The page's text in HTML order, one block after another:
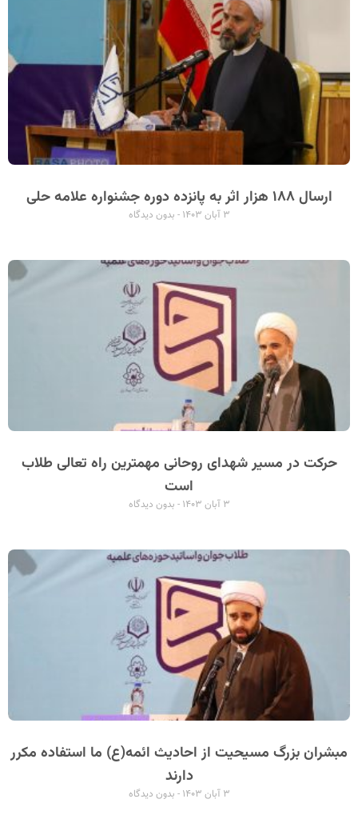
ارسال ۱۸۸ هزار اثر به پانزده دوره جشنواره علامه حلی
۳ آبان ۱۴۰۳ بدون دیدگاه
حرکت در مسیر شهدای روحانی مهمترین راه تعالی طلاب
است
۳ آبان ۱۴۰۳ بدون دیدگاه
مبشران بزرگ مسیحیت از احادیث ائمه(ع) ما استفاده مکرر
دارند
۳ آبان ۱۴۰۳ بدون دیدگاه